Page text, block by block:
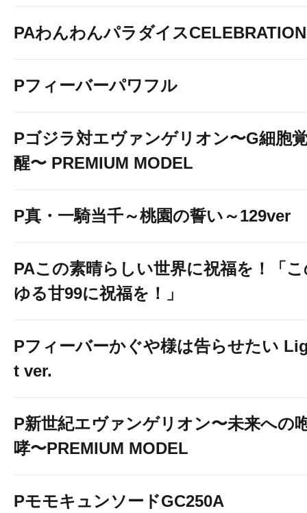
条店
ベガビック1700枚方店
長野県
店
PAわんわんパラダイスCELEBRATION
Pフィーバーパワフル
Pゴジラ対エヴァンゲリオン〜G細胞
醒〜 PREMIUM MODEL
P真・一騎当千～桃園の誓い～129ver
PAこの素晴らしい世界に祝福を！「
ゆる甘99に祝福を！」
Pフィーバーかぐや様は告らせたい
t ver.
P新世紀エヴァンゲリオン〜未来への
哮〜PREMIUM MODEL
PモモキュンソードGC250A